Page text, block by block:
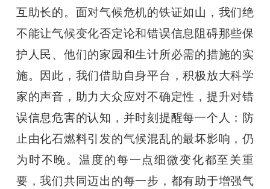
互助长的。面对气候危机的铁证如山，我们绝
不能让气候变化否定论和错误信息阻碍那些保
护人民、他们的家园和生计所必需的措施的实
施。因此，我们借助自身平台，积极放大科学
家的声音，助力大众应对不确定性，提升对错
误信息危害的认知，并时刻提醒每一个人：防
止由化石燃料引发的气候混乱的最坏影响，仍
为时不晚。温度的每一点细微变化都至关重
要，我们共同迈出的每一步，都有助于增强气